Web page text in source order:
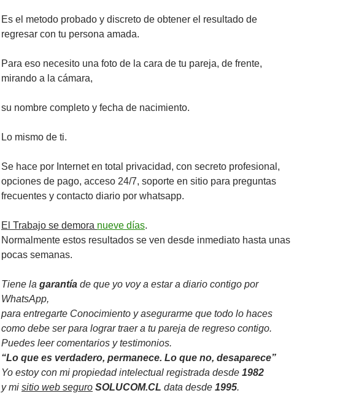
Es el metodo probado y discreto de obtener el resultado de
regresar con tu persona amada.
Para eso necesito una foto de la cara de tu pareja, de frente,
mirando a la cámara,
su nombre completo y fecha de nacimiento.
Lo mismo de ti.
Se hace por Internet en total privacidad, con secreto profesional,
opciones de pago, acceso 24/7, soporte en sitio para preguntas
frecuentes y contacto diario por whatsapp.
El Trabajo se demora nueve días.
Normalmente estos resultados se ven desde inmediato hasta unas
pocas semanas.
Tiene la garantía de que yo voy a estar a diario contigo por
WhatsApp,
para entregarte Conocimiento y asegurarme que todo lo haces
como debe ser para lograr traer a tu pareja de regreso contigo.
Puedes leer comentarios y testimonios.
“Lo que es verdadero, permanece. Lo que no, desaparece”
Yo estoy con mi propiedad intelectual registrada desde 1982
y mi sitio web seguro SOLUCOM.CL data desde 1995.